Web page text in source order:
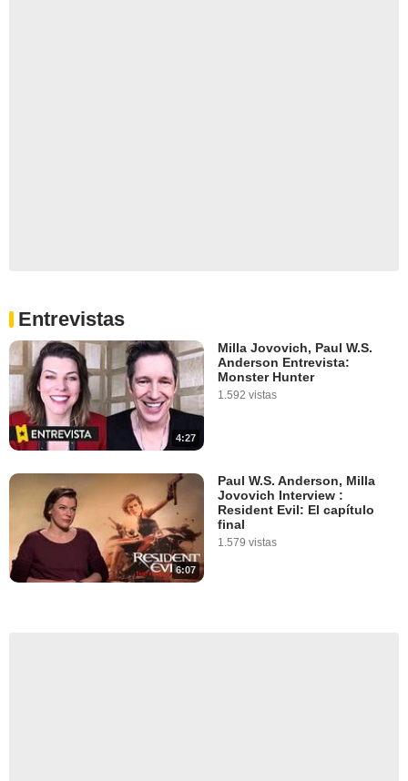
Entrevistas
4:27
Milla Jovovich, Paul W.S.
Anderson Entrevista:
Monster Hunter
1.592 vistas
6:07
Paul W.S. Anderson, Milla
Jovovich Interview :
Resident Evil: El capítulo
final
1.579 vistas